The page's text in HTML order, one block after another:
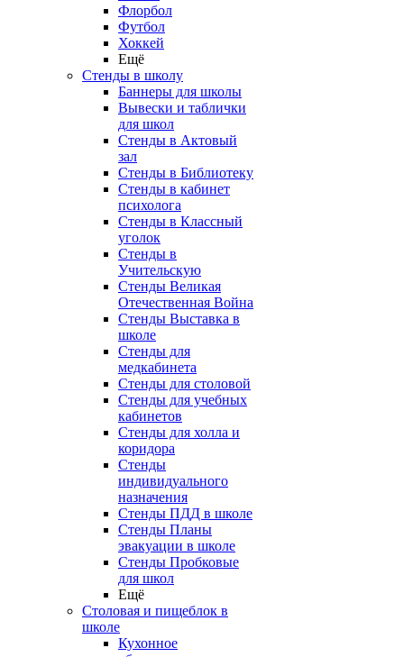
Флорбол
Футбол
Хоккей
Ещё
Стенды в школу
Баннеры для школы
Вывески и таблички
для школ
Стенды в Актовый
зал
Стенды в Библиотеку
Стенды в кабинет
психолога
Стенды в Классный
уголок
Стенды в
Учительскую
Стенды Великая
Отечественная Война
Стенды Выставка в
школе
Стенды для
медкабинета
Стенды для столовой
Стенды для учебных
кабинетов
Стенды для холла и
коридора
Стенды
индивидуального
назначения
Стенды ПДД в школе
Стенды Планы
эвакуации в школе
Стенды Пробковые
для школ
Ещё
Столовая и пищеблок в
школе
Кухонное